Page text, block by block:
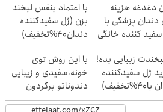
دغدغه هزینه
دندان پزشکی با
کننده خانگی
با اعتماد بنفس لبخند
بزن (ژل سفیدکننده
دندان40%تخفیف)
زیبایی بده!
ژل سفیدکننده
با این روش توی
خونه،سفیدی و زیبایی
دندوناتو برگردون
(40%off)